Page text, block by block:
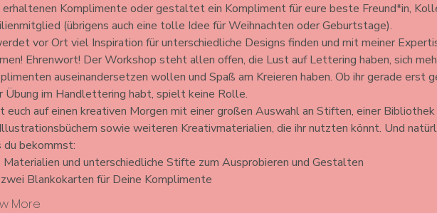
erhaltenen Komplimente oder gestaltet ein Kompliment für eure beste Freund*in,
(übrigens auch eine tolle Idee für Weihnachten oder Geburtstage).
vor Ort viel Inspiration für unterschiedliche Designs finden und mit meiner
Ehrenwort! Der Workshop steht allen offen, die Lust auf Lettering haben, sich
auseinandersetzen wollen und Spaß am Kreieren haben. Ob ihr gerade erst
Übung im Handlettering habt, spielt keine Rolle.
euch auf einen kreativen Morgen mit einer großen Auswahl an Stiften, einer
sowie weiteren Kreativmaterialien, die ihr nutzten könnt. Und
du bekommst:
Materialien und unterschiedliche Stifte zum Ausprobieren und Gestalten
zwei Blankokarten für Deine Komplimente
More